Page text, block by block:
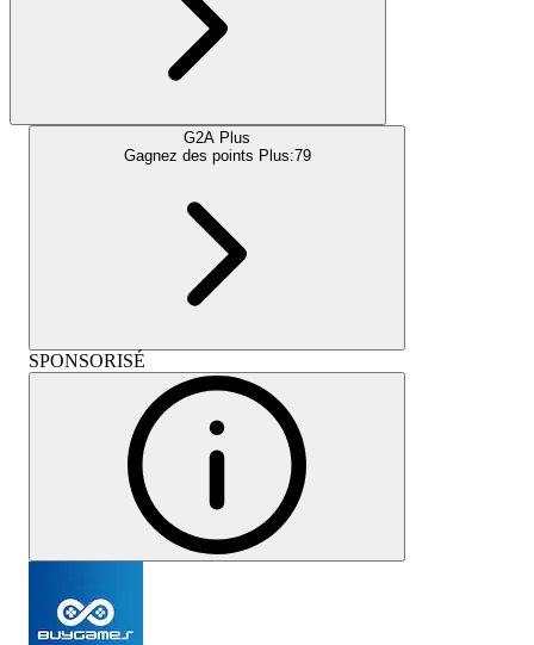
G2A Plus
Gagnez des points Plus:79
SPONSORISÉ